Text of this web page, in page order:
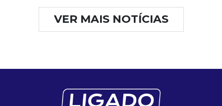
VER MAIS NOTÍCIAS